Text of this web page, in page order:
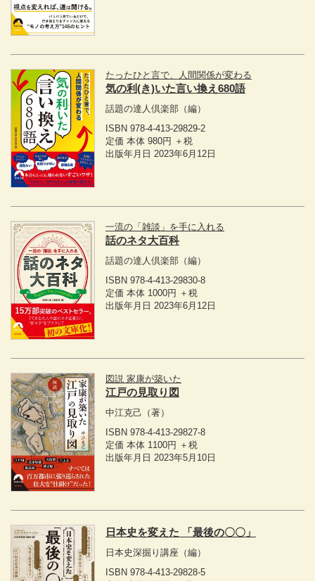
たったひと言で、人間関係が変わる
気の利(き)いた言い換え680語
話題の達人倶楽部 （編）
ISBN 978-4-413-29829-2
定価 本体 980円 ＋税
出版年月日 2023年6月12日
一流の「雑談」を手に入れる
話のネタ大百科
話題の達人倶楽部 （編）
ISBN 978-4-413-29830-8
定価 本体 1000円 ＋税
出版年月日 2023年6月12日
図説 家康が築いた
江戸の見取り図
中江克己 （著）
ISBN 978-4-413-29827-8
定価 本体 1100円 ＋税
出版年月日 2023年5月10日
日本史を変えた 「最後の〇〇」
日本史深掘り講座 （編）
ISBN 978-4-413-29828-5